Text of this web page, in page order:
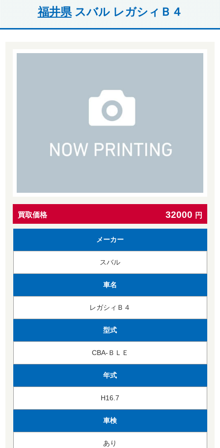
福井県スバル レガシィＢ４
買取価格 32000 円
メーカー
スバル
車名
レガシィＢ４
型式
CBA-ＢＬＥ
年式
H16.7
車検
あり